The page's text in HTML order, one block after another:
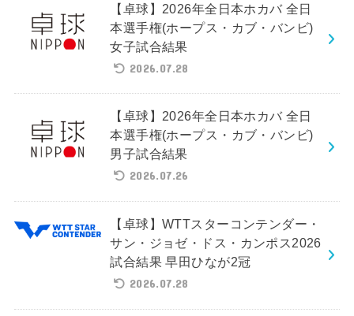
【卓球】2026年全日本ホカバ 全日
本選手権(ホープス・カブ・バンビ)
女子試合結果
2026.07.28
【卓球】2026年全日本ホカバ 全日
本選手権(ホープス・カブ・バンビ)
男子試合結果
2026.07.26
【卓球】WTTスターコンテンダー・
サン・ジョゼ・ドス・カンポス2026
試合結果 早田ひなが2冠
2026.07.28